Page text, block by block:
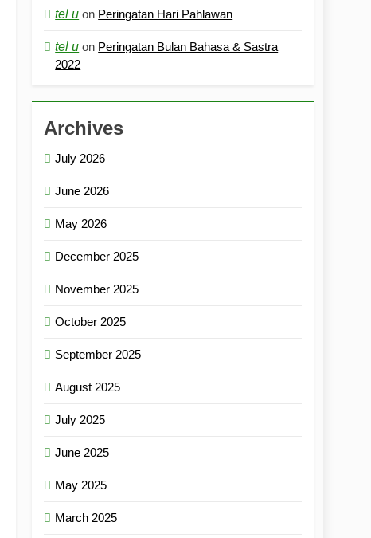
tel u on Peringatan Hari Pahlawan
tel u on Peringatan Bulan Bahasa & Sastra
2022
Archives
July 2026
June 2026
May 2026
December 2025
November 2025
October 2025
September 2025
August 2025
July 2025
June 2025
May 2025
March 2025